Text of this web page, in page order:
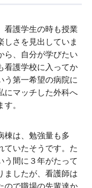
看護学生の時も授業
しさを見出していま
ら、自分が学びたい
看護学校に入ってか
う第一希望の病院に
にマッチした外科へ
。
棟は、勉強量も多
ていたそうです。た
う間に３年がたって
ましたが、看護師は